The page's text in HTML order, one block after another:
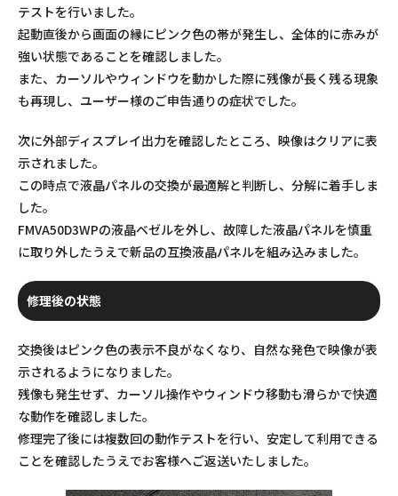
テストを行いました。
起動直後から画面の縁にピンク色の帯が発生し、全体的に赤みが
強い状態であることを確認しました。
また、カーソルやウィンドウを動かした際に残像が長く残る現象
も再現し、ユーザー様のご申告通りの症状でした。
次に外部ディスプレイ出力を確認したところ、映像はクリアに表
示されました。
この時点で液晶パネルの交換が最適解と判断し、分解に着手しま
した。
FMVA50D3WPの液晶ベゼルを外し、故障した液晶パネルを慎重
に取り外したうえで新品の互換液晶パネルを組み込みました。
修理後の状態
交換後はピンク色の表示不良がなくなり、自然な発色で映像が表
示されるようになりました。
残像も発生せず、カーソル操作やウィンドウ移動も滑らかで快適
な動作を確認しました。
修理完了後には複数回の動作テストを行い、安定して利用できる
ことを確認したうえでお客様へご返送いたしました。